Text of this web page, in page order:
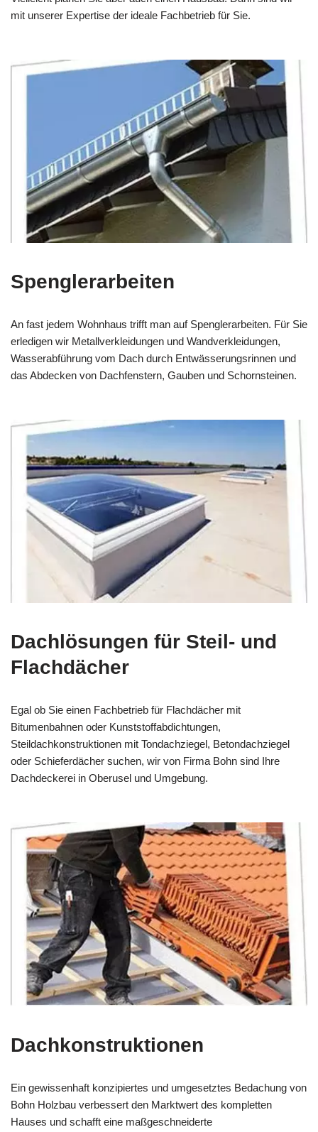
mit unserer Expertise der ideale Fachbetrieb für Sie.
Spenglerarbeiten
An fast jedem Wohnhaus trifft man auf Spenglerarbeiten. Für Sie
erledigen wir Metallverkleidungen und Wandverkleidungen,
Wasserabführung vom Dach durch Entwässerungsrinnen und
das Abdecken von Dachfenstern, Gauben und Schornsteinen.
Dachlösungen für Steil- und
Flachdächer
Egal ob Sie einen Fachbetrieb für Flachdächer mit
Bitumenbahnen oder Kunststoffabdichtungen,
Steildachkonstruktionen mit Tondachziegel, Betondachziegel
oder Schieferdächer suchen, wir von Firma Bohn sind Ihre
Dachdeckerei in Oberusel und Umgebung.
Dachkonstruktionen
Ein gewissenhaft konzipiertes und umgesetztes Bedachung von
Bohn Holzbau verbessert den Marktwert des kompletten
Hauses und schafft eine maßgeschneiderte